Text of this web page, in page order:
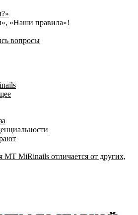
«Наши правила»!
вопросы
МТ MiRinails отличается от других,